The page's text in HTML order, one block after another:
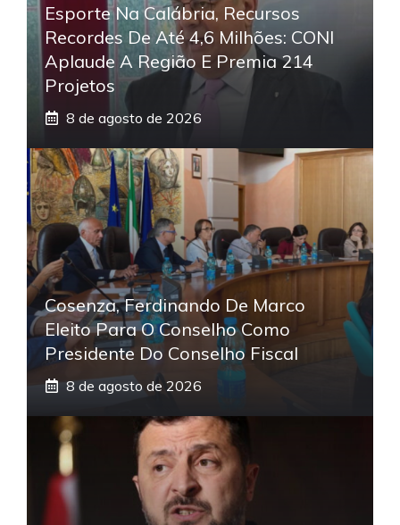
Esporte Na Calábria, Recursos
Recordes De Até 4,6 Milhões: CONI
Aplaude A Região E Premia 214
Projetos
8 de agosto de 2026
Cosenza, Ferdinando De Marco
Eleito Para O Conselho Como
Presidente Do Conselho Fiscal
8 de agosto de 2026